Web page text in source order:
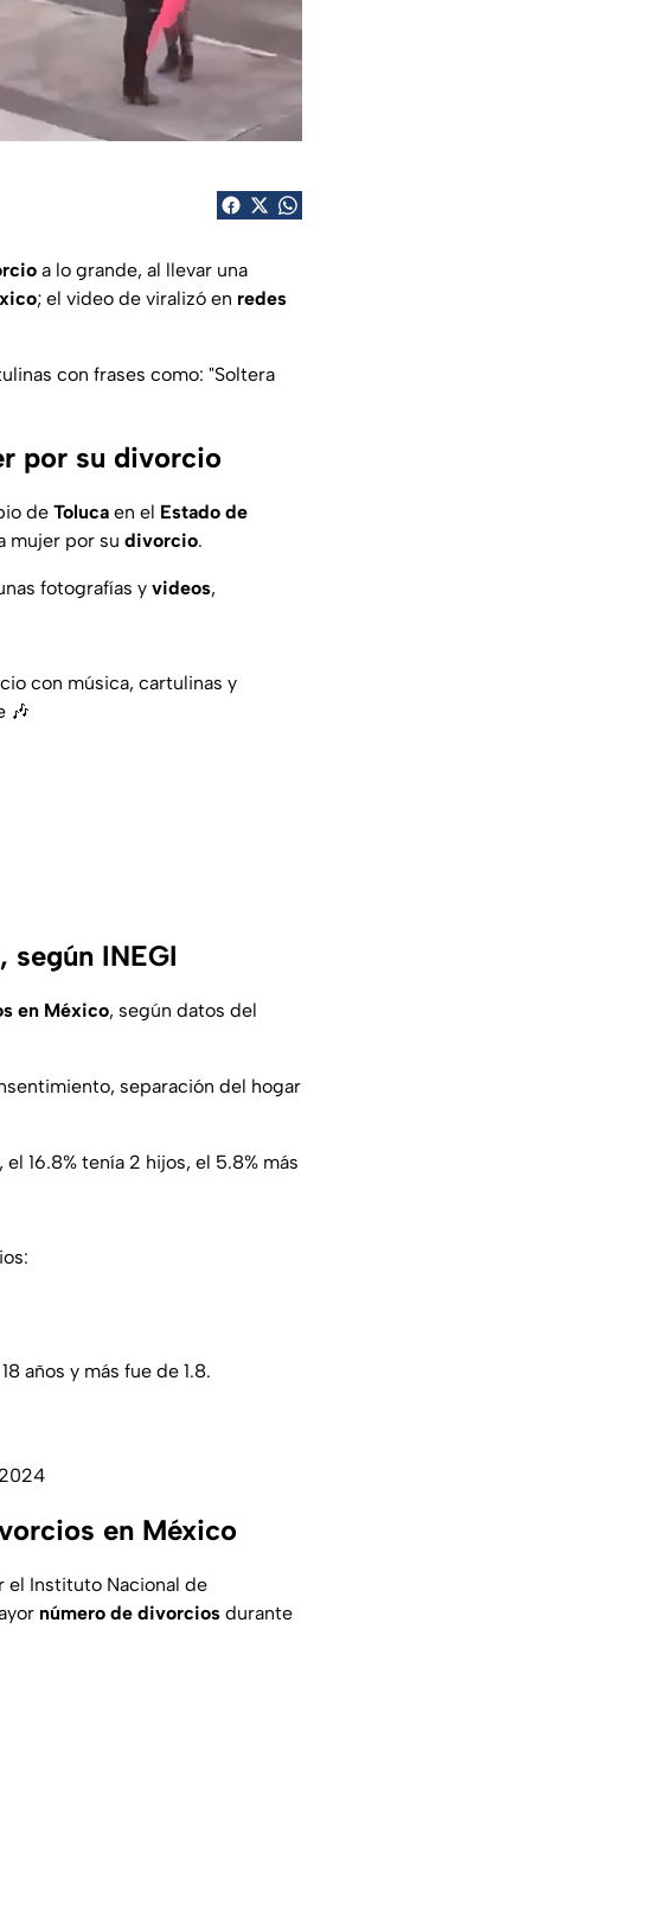
a lo grande, al llevar una
; el video de viralizó en redes
con frases como: "Soltera
por su divorcio
de Toluca en el Estado de
mujer por su divorcio.
fotografías y videos,
con música, cartulinas y
🎶
INEGI
en México, según datos del
separación del hogar
16.8% tenía 2 hijos, el 5.8% más
años y más fue de 1.8.
en México
el Instituto Nacional de
número de divorcios durante